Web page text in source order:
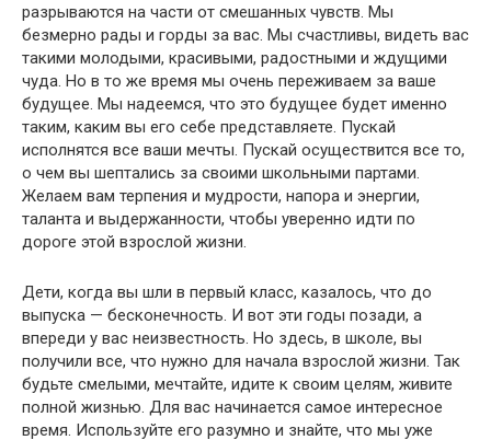
разрываются на части от смешанных чувств. Мы
безмерно рады и горды за вас. Мы счастливы, видеть вас
такими молодыми, красивыми, радостными и ждущими
чуда. Но в то же время мы очень переживаем за ваше
будущее. Мы надеемся, что это будущее будет именно
таким, каким вы его себе представляете. Пускай
исполнятся все ваши мечты. Пускай осуществится все то,
о чем вы шептались за своими школьными партами.
Желаем вам терпения и мудрости, напора и энергии,
таланта и выдержанности, чтобы уверенно идти по
дороге этой взрослой жизни.
Дети, когда вы шли в первый класс, казалось, что до
выпуска — бесконечность. И вот эти годы позади, а
впереди у вас неизвестность. Но здесь, в школе, вы
получили все, что нужно для начала взрослой жизни. Так
будьте смелыми, мечтайте, идите к своим целям, живите
полной жизнью. Для вас начинается самое интересное
время. Используйте его разумно и знайте, что мы уже